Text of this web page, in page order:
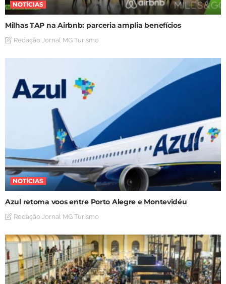
NOTÍCIAS
Milhas TAP na Airbnb: parceria amplia benefícios
Redação Jornal MG Turismo
NOTÍCIAS
Azul retoma voos entre Porto Alegre e Montevidéu
Redação Jornal MG Turismo